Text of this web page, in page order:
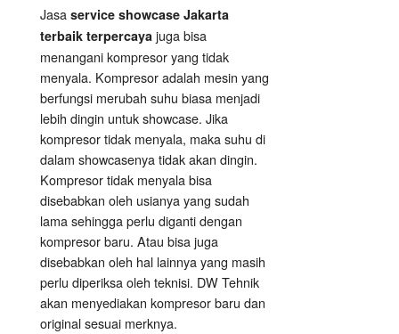
Jasa service showcase Jakarta
terbaik terpercaya juga bisa
menangani kompresor yang tidak
menyala. Kompresor adalah mesin yang
berfungsi merubah suhu biasa menjadi
lebih dingin untuk showcase. Jika
kompresor tidak menyala, maka suhu di
dalam showcasenya tidak akan dingin.
Kompresor tidak menyala bisa
disebabkan oleh usianya yang sudah
lama sehingga perlu diganti dengan
kompresor baru. Atau bisa juga
disebabkan oleh hal lainnya yang masih
perlu diperiksa oleh teknisi. DW Tehnik
akan menyediakan kompresor baru dan
original sesuai merknya.